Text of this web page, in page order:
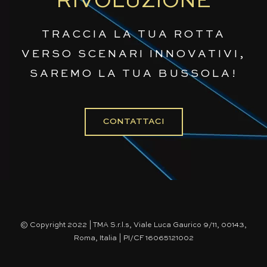
TRACCIA LA TUA ROTTA
VERSO SCENARI INNOVATIVI,
SAREMO LA TUA BUSSOLA!
CONTATTACI
© Copyright 2022 | TMA S.r.l.s, Viale Luca Gaurico 9/11, 00143,
Roma, Italia | PI/CF 16065121002